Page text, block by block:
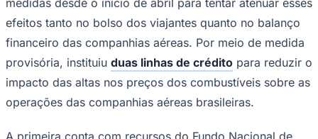
medidas desde o início de abril para tentar atenuar esses
efeitos tanto no bolso dos viajantes quanto no balanço
financeiro das companhias aéreas. Por meio de medida
provisória, instituiu duas linhas de crédito para reduzir o
impacto das altas nos preços dos combustíveis sobre as
operações das companhias aéreas brasileiras.